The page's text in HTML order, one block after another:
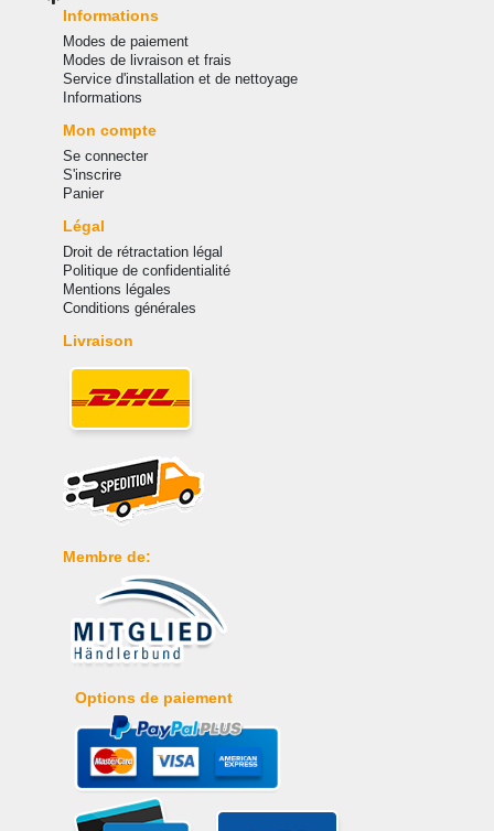
Informations
Modes de paiement
Modes de livraison et frais
Service d'installation et de nettoyage
Informations
Mon compte
Se connecter
S'inscrire
Panier
Légal
Droit de rétractation légal
Politique de confidentialité
Mentions légales
Conditions générales
Livraison
Membre de:
Options de paiement